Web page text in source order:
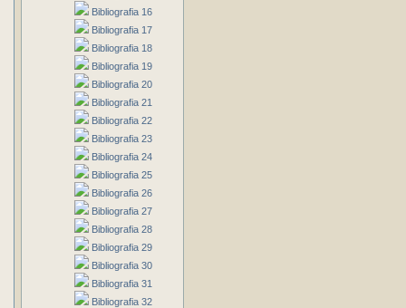
Bibliografia 16
Bibliografia 17
Bibliografia 18
Bibliografia 19
Bibliografia 20
Bibliografia 21
Bibliografia 22
Bibliografia 23
Bibliografia 24
Bibliografia 25
Bibliografia 26
Bibliografia 27
Bibliografia 28
Bibliografia 29
Bibliografia 30
Bibliografia 31
Bibliografia 32